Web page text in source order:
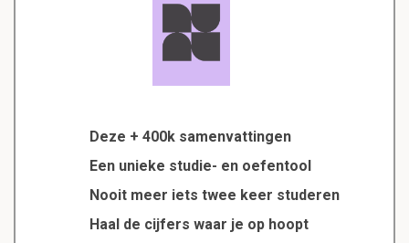
Deze + 400k samenvattingen
Een unieke studie- en oefentool
Nooit meer iets twee keer studeren
Haal de cijfers waar je op hoopt